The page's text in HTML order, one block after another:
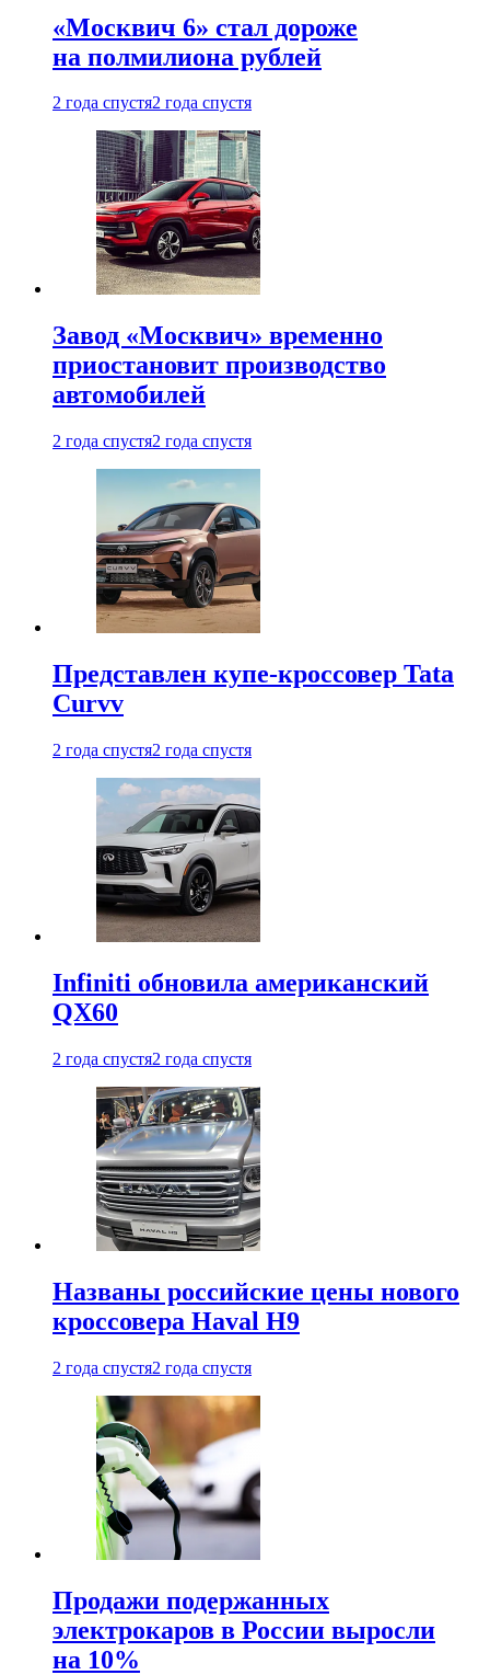
«Москвич 6» стал дороже
на полмилиона рублей
2 года спустя2 года спустя
Завод «Москвич» временно
приостановит производство
автомобилей
2 года спустя2 года спустя
Представлен купе-кроссовер Tata
Curvv
2 года спустя2 года спустя
Infiniti обновила американский
QX60
2 года спустя2 года спустя
Названы российские цены нового
кроссовера Haval H9
2 года спустя2 года спустя
Продажи подержанных
электрокаров в России выросли
на 10%